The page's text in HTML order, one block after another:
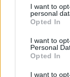
I want to
personal
Opted In
I want to
Personal
Opted In
I want to
Jenny
Reply toPetra
Rör ihop…
smeten vilket